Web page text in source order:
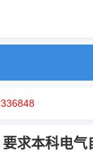
求本科电气